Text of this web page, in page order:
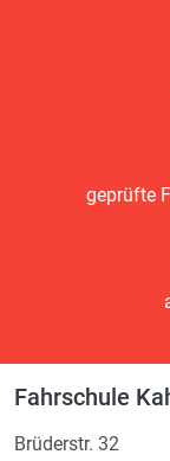
geprüfte
Fahrschule
Brüderstr. 32